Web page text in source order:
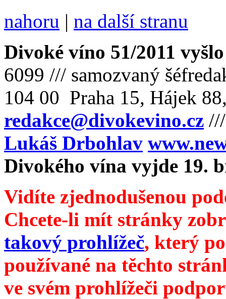
nahoru | na další stranu
Divoké víno 51/2011
6099 /// samozvaný
104 00 Praha 15, Hájek
redakce@divokevino.cz
Lukáš Drbohlav
Divokého vína vyjde 19.
Vidíte zjednodušenou
Chcete-li mít stránky
takový prohlížeč, který
používané na těchto
ve svém prohlížeči